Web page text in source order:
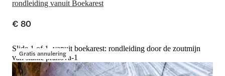
rondleiding vanuit Boekarest
€ 80
Gratis annulering
Slide 1 of 1, vanuit boekarest: rondleiding door de zoutmijn
van slănic prahova-1